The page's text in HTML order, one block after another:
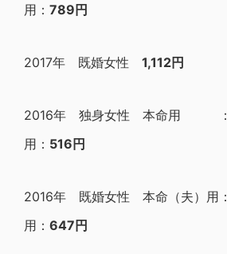
用： 789円
2017年 既婚女性 1,112円
2016年 独身女性 本命用 ：
用： 516円
2016年 既婚女性 本命（夫）用：
用： 647円